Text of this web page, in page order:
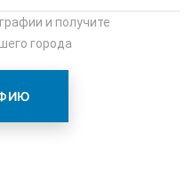
и получите
города